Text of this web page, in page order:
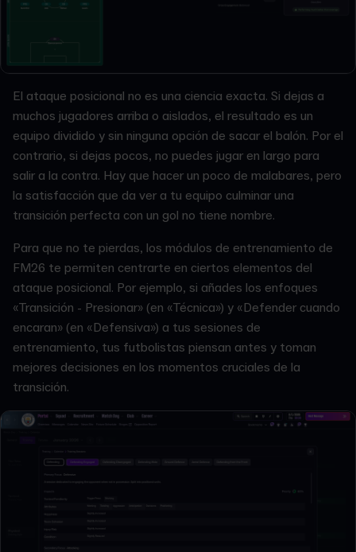
El ataque posicional no es una ciencia exacta. Si dejas a
muchos jugadores arriba o aislados, el resultado es un
equipo dividido y sin ninguna opción de sacar el balón. Por el
contrario, si dejas pocos, no puedes jugar en largo para
salir a la contra. Hay que hacer un poco de malabares, pero
la satisfacción que da ver a tu equipo culminar una
transición perfecta con un gol no tiene nombre.
Para que no te pierdas, los módulos de entrenamiento de
FM26 te permiten centrarte en ciertos elementos del
ataque posicional. Por ejemplo, si añades los enfoques
«Transición - Presionar» (en «Técnica») y «Defender cuando
encaran» (en «Defensiva») a tus sesiones de
entrenamiento, tus futbolistas piensan antes y toman
mejores decisiones en los momentos cruciales de la
transición.